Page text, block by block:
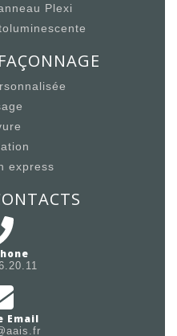
Plexi
FAÇONNAGE
express
Email